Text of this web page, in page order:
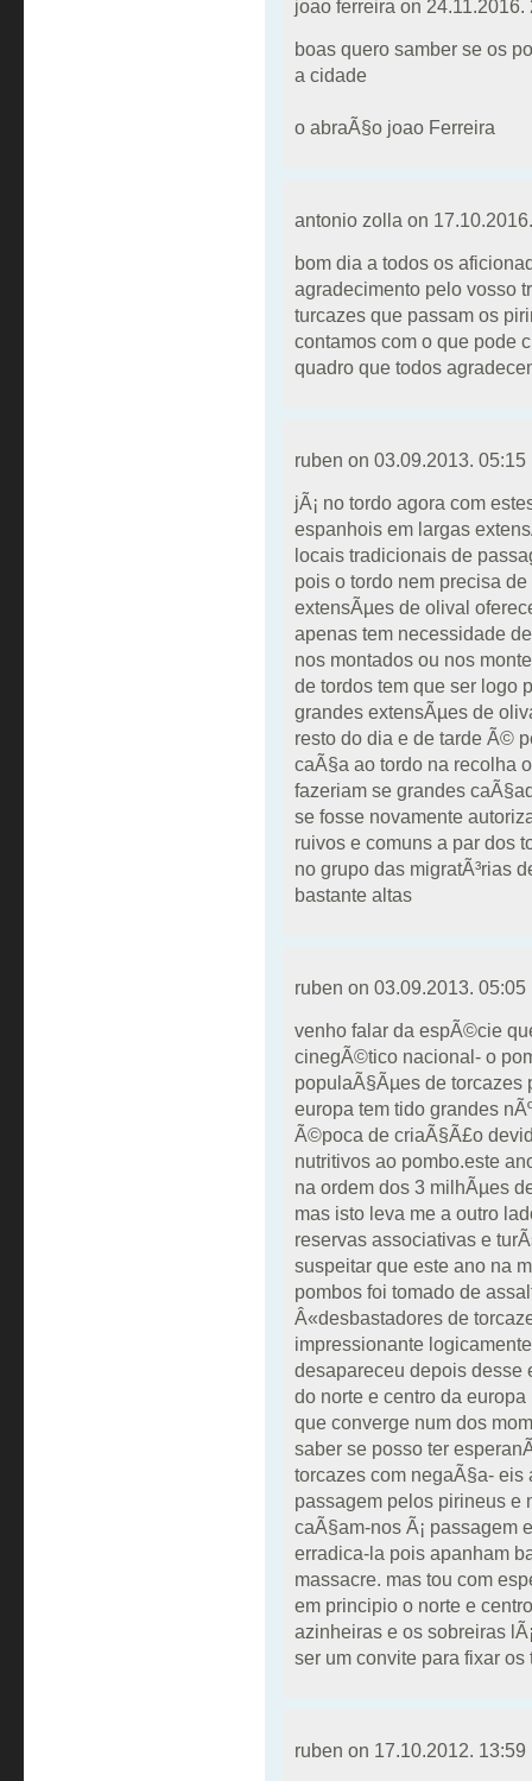
joao ferreira on 24.11.2016.
boas quero samber se os
a cidade
o abraÃ§o joao Ferreira
antonio zolla on
bom dia a todos os
agradecimento pelo vosso
turcazes que passam os
contamos com o que pode
quadro que todos
ruben on 03.09.2013. 05:15
jÃ¡ no tordo agora com
espanhois em largas
locais tradicionais de
pois o tordo nem precisa
extensÃµes de olival
apenas tem necessidade
nos montados ou nos
de tordos tem que ser logo
grandes extensÃµes de
resto do dia e de tarde Ã©
caÃ§a ao tordo na recolha
fazeriam se grandes
se fosse novamente
ruivos e comuns a par dos
no grupo das migratÃ³rias
bastante altas
ruben on 03.09.2013. 05:05
venho falar da espÃ©cie
cinegÃ©tico nacional- o
populaÃ§Ãµes de torcazes
europa tem tido grandes
Ã©poca de criaÃ§Ã£o
nutritivos ao pombo.este
na ordem dos 3 milhÃµes
mas isto leva me a outro
reservas associativas e
suspeitar que este ano na
pombos foi tomado de
Â«desbastadores de
impressionante
desapareceu depois desse
do norte e centro da
que converge num dos
saber se posso ter
torcazes com negaÃ§a- eis
passagem pelos pirineus e
caÃ§am-nos Ã¡ passagem
erradica-la pois apanham
massacre. mas tou com
em principio o norte e
azinheiras e os sobreiras
ser um convite para fixar os
ruben on 17.10.2012. 13:59